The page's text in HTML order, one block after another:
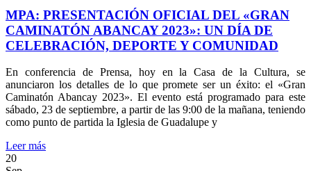
MPA: PRESENTACIÓN OFICIAL DEL «GRAN
CAMINATÓN ABANCAY 2023»: UN DÍA DE
CELEBRACIÓN, DEPORTE Y COMUNIDAD
En conferencia de Prensa, hoy en la Casa de la Cultura, se
anunciaron los detalles de lo que promete ser un éxito: el «Gran
Caminatón Abancay 2023». El evento está programado para este
sábado, 23 de septiembre, a partir de las 9:00 de la mañana, teniendo
como punto de partida la Iglesia de Guadalupe y
Leer más
20